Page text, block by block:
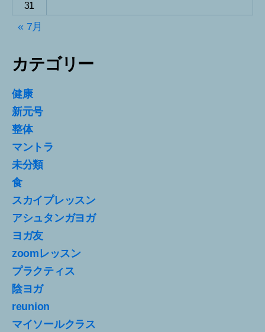
31
« 7月
カテゴリー
健康
新元号
整体
マントラ
未分類
食
スカイプレッスン
アシュタンガヨガ
ヨガ友
zoomレッスン
プラクティス
陰ヨガ
reunion
マイソールクラス